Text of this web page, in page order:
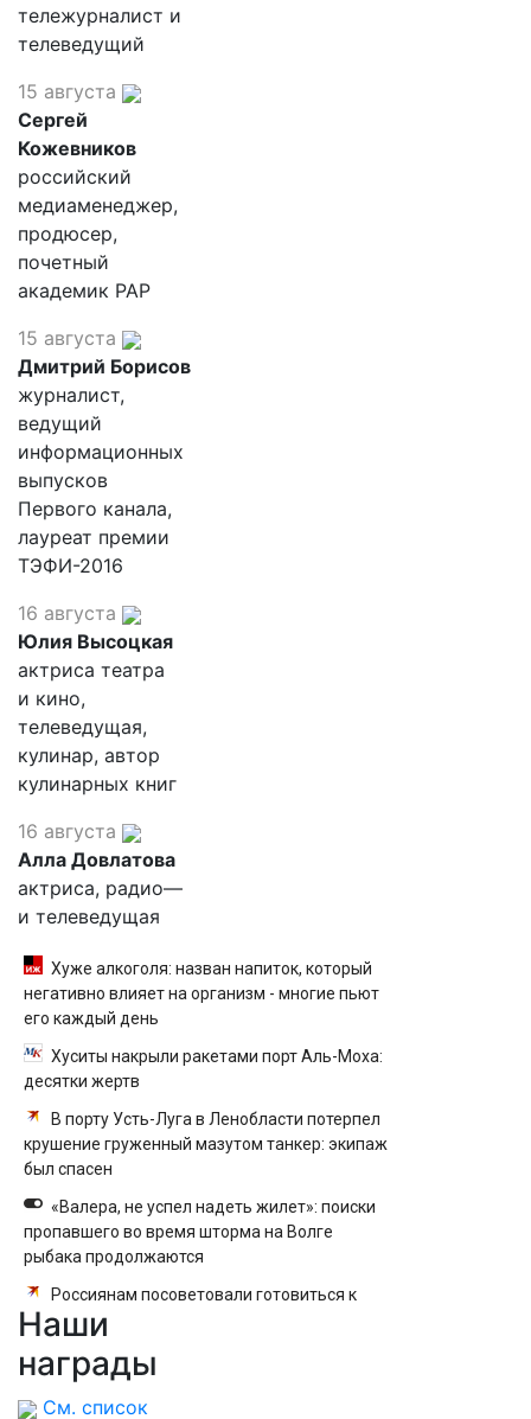
тележурналист и
телеведущий
15 августа
Сергей
Кожевников
российский
медиаменеджер,
продюсер,
почетный
академик РАР
15 августа
Дмитрий Борисов
журналист,
ведущий
информационных
выпусков
Первого канала,
лауреат премии
ТЭФИ-2016
16 августа
Юлия Высоцкая
актриса театра
и кино,
телеведущая,
кулинар, автор
кулинарных книг
16 августа
Алла Довлатова
актриса, радио—
и телеведущая
Хуже алкоголя: назван напиток, который
негативно влияет на организм - многие пьют
его каждый день
Хуситы накрыли ракетами порт Аль-Моха:
десятки жертв
В порту Усть-Луга в Ленобласти потерпел
крушение груженный мазутом танкер: экипаж
был спасен
«Валера, не успел надеть жилет»: поиски
пропавшего во время шторма на Волге
рыбака продолжаются
Россиянам посоветовали готовиться к
пенсии заранее: что важно знать
Наши
награды
См. список